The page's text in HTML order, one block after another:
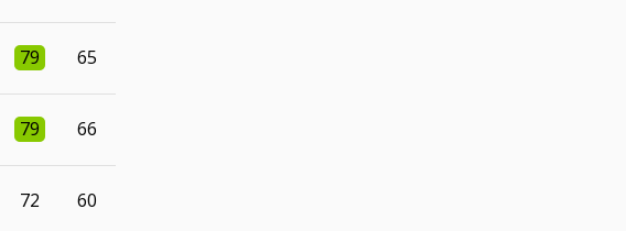
79 65
79 66
72 60